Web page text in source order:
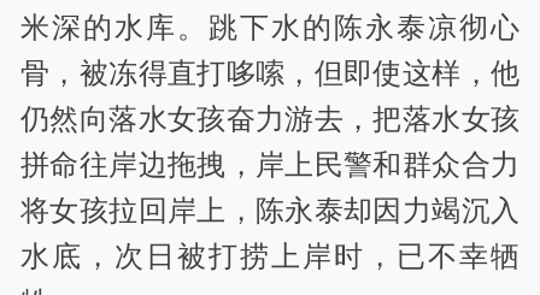
米深的水库。跳下水的陈永泰凉彻心
骨，被冻得直打哆嗦，但即使这样，他
仍然向落水女孩奋力游去，把落水女孩
拼命往岸边拖拽，岸上民警和群众合力
将女孩拉回岸上，陈永泰却因力竭沉入
水底，次日被打捞上岸时，已不幸牺